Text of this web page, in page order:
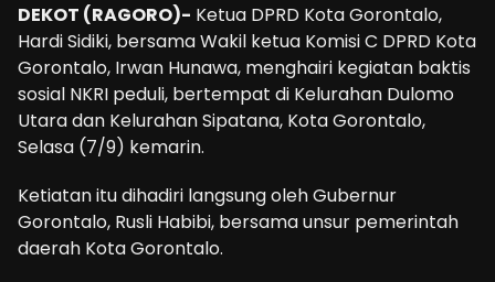
DEKOT (RAGORO)- Ketua DPRD Kota Gorontalo,
Hardi Sidiki, bersama Wakil ketua Komisi C DPRD Kota
Gorontalo, Irwan Hunawa, menghairi kegiatan baktis
sosial NKRI peduli, bertempat di Kelurahan Dulomo
Utara dan Kelurahan Sipatana, Kota Gorontalo,
Selasa (7/9) kemarin.
Ketiatan itu dihadiri langsung oleh Gubernur
Gorontalo, Rusli Habibi, bersama unsur pemerintah
daerah Kota Gorontalo.